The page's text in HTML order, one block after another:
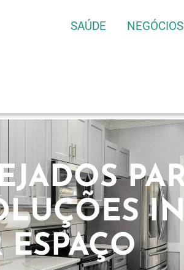
SAÚDE NEGÓCIOS